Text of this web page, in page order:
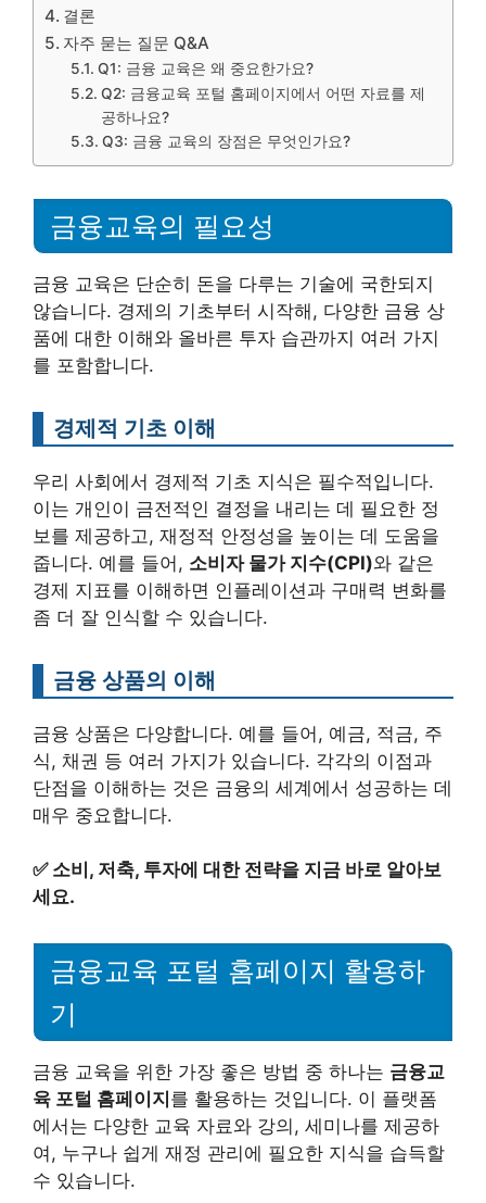
결론
자주 묻는 질문 Q&A
Q1: 금융 교육은 왜 중요한가요?
Q2: 금융교육 포털 홈페이지에서 어떤 자료를 제
공하나요?
Q3: 금융 교육의 장점은 무엇인가요?
금융교육의 필요성
금융 교육은 단순히 돈을 다루는 기술에 국한되지
않습니다. 경제의 기초부터 시작해, 다양한 금융 상
품에 대한 이해와 올바른 투자 습관까지 여러 가지
를 포함합니다.
경제적 기초 이해
우리 사회에서 경제적 기초 지식은 필수적입니다.
이는 개인이 금전적인 결정을 내리는 데 필요한 정
보를 제공하고, 재정적 안정성을 높이는 데 도움을
줍니다. 예를 들어, 소비자 물가 지수(CPI)와 같은
경제 지표를 이해하면 인플레이션과 구매력 변화를
좀 더 잘 인식할 수 있습니다.
금융 상품의 이해
금융 상품은 다양합니다. 예를 들어, 예금, 적금, 주
식, 채권 등 여러 가지가 있습니다. 각각의 이점과
단점을 이해하는 것은 금융의 세계에서 성공하는 데
매우 중요합니다.
✅ 소비, 저축, 투자에 대한 전략을 지금 바로 알아보
세요.
금융교육 포털 홈페이지 활용하
기
금융 교육을 위한 가장 좋은 방법 중 하나는 금융교
육 포털 홈페이지 를 활용하는 것입니다. 이 플랫폼
에서는 다양한 교육 자료와 강의, 세미나를 제공하
여, 누구나 쉽게 재정 관리에 필요한 지식을 습득할
수 있습니다.